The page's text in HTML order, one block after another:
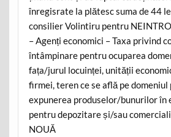
înregisrate la plătesc suma de 44
consilier Volintiru pentru
– Agenți economici – Taxa privind
întâmpinare pentru ocuparea
fața/jurul locuinței, unității
firmei, teren ce se află pe domeniul
expunerea produselor/bunurilor în
pentru depozitare și/sau
NOUĂ